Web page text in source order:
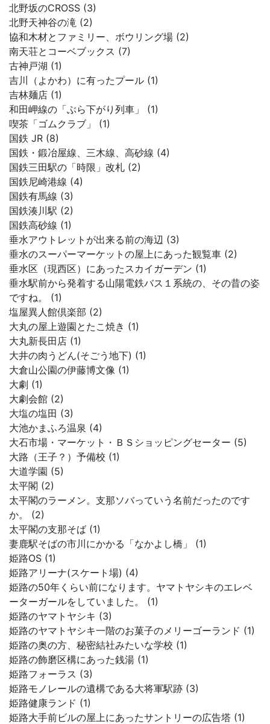
北野坂のCROSS (3)
北野天神谷の滝 (2)
協和木材とファミリー、ボウリング場 (2)
南天荘とコーベブックス (7)
古神戸湖 (1)
吉川（よかわ）に有ったプール (1)
吉林麺店 (1)
和田岬線の「ぶら下がり列車」 (1)
喫茶「ゴムクラブ」 (1)
国鉄 JR (8)
国鉄・鍛冶屋線、三木線、高砂線 (4)
国鉄三田駅の「時限」改札 (2)
国鉄尼崎港線 (4)
国鉄有馬線 (3)
国鉄湊川駅 (2)
国鉄高砂線 (1)
垂水アウトレットが出来る前の海辺 (3)
垂水のスーパーマーケットの屋上にあった観覧車 (2)
垂水区（現西区）にあったスカイガーデン (1)
垂水駅前から発着する山陽電鉄バス１系統の、その昔の姿
ですね。 (1)
塩屋異人館倶楽部 (2)
大丸の屋上遊園とたこ焼き (1)
大丸新長田店 (1)
大井の肉うどん(そごう地下) (1)
大倉山公園の伊藤博文像 (1)
大劇 (1)
大劇会館 (2)
大塩の塩田 (3)
大池かまふろ温泉 (4)
大石市場・マーケット・ＢＳショッピングセーター (5)
大路（王子？）予備校 (1)
大道学園 (5)
太平閣 (2)
太平閣のラーメン。支那ソバっていう名前だったのです
か。 (2)
太平閣の支那そば (1)
妻鹿駅そばの市川にかかる「なかよし橋」 (1)
姫路OS (1)
姫路アリーナ(スケート場) (4)
姫路の50年くらい前になります。ヤマトヤシキのエレベ
ーターガールをしていました。 (1)
姫路のヤマトヤシキ (3)
姫路のヤマトヤシキ一階のお菓子のメリーゴーランド (1)
姫路の奥の方、秘密結社みたいな学校 (1)
姫路の飾磨区構にあった銭湯 (1)
姫路フォーラス (3)
姫路モノレールの遺構である大将軍駅跡 (3)
姫路健康ランド (1)
姫路大手前ビルの屋上にあったサントリーの広告塔 (1)